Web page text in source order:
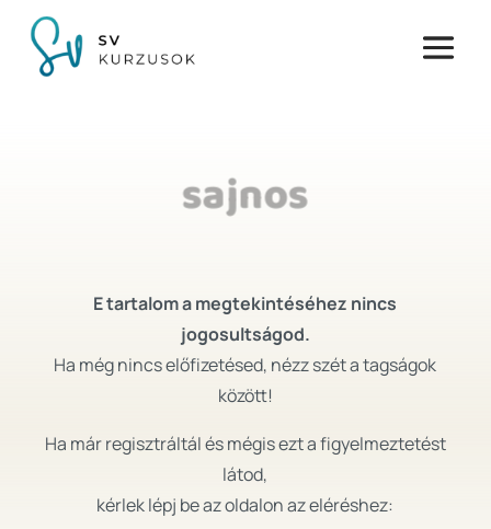
sajnos
E tartalom a megtekintéséhez nincs
jogosultságod.
Ha még nincs előfizetésed, nézz szét a tagságok
között!
Ha már regisztráltál és mégis ezt a figyelmeztetést
látod,
kérlek lépj be az oldalon az eléréshez: